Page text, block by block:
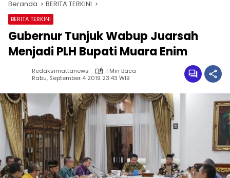
Beranda BERITA TERKINI
BERITA TERKINI
Gubernur Tunjuk Wabup Juarsah
Menjadi PLH Bupati Muara Enim
Redaksimattanews
1 Min Baca
Rabu, September 4 2019 23:43 WIB